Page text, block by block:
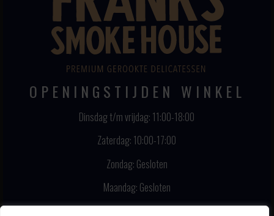
OPENINGSTIJDEN WINKEL
Dinsdag t/m vrijdag: 11:00-18:00
Zaterdag: 10:00-17:00
Zondag: Gesloten
Maandag: Gesloten